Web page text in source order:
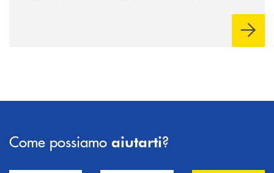
negoziazione esclusiva per la finalizzazione dell’operazione.
Come possiamo aiutarti?